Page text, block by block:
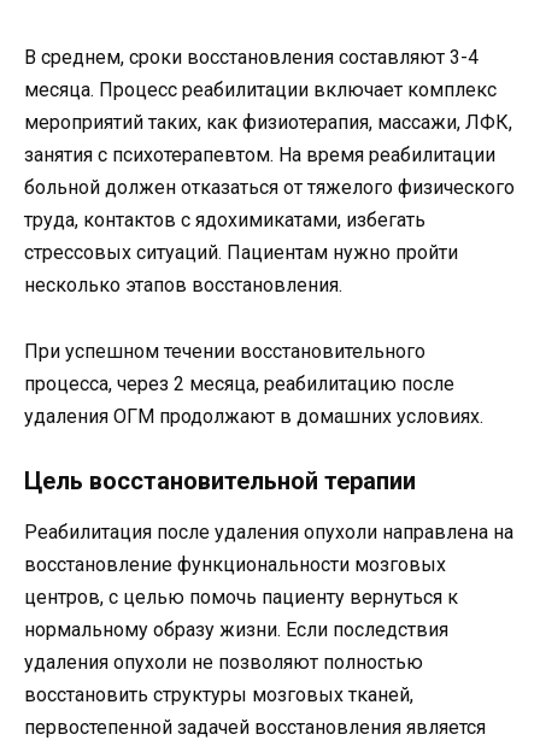
В среднем, сроки восстановления составляют 3-4
месяца. Процесс реабилитации включает комплекс
мероприятий таких, как физиотерапия, массажи, ЛФК,
занятия с психотерапевтом. На время реабилитации
больной должен отказаться от тяжелого физического
труда, контактов с ядохимикатами, избегать
стрессовых ситуаций. Пациентам нужно пройти
несколько этапов восстановления.
При успешном течении восстановительного
процесса, через 2 месяца, реабилитацию после
удаления ОГМ продолжают в домашних условиях.
Цель восстановительной терапии
Реабилитация после удаления опухоли направлена на
восстановление функциональности мозговых
центров, с целью помочь пациенту вернуться к
нормальному образу жизни. Если последствия
удаления опухоли не позволяют полностью
восстановить структуры мозговых тканей,
первостепенной задачей восстановления является